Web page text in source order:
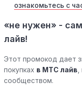
ознакомьтесь с
«не нужен» -
лайв!
Этот промокод дает
покупках в МТС лайв
сообществом.